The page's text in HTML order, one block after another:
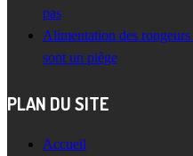
pas
Alimentation des
sont un piège
PLAN DU SITE
Accueil